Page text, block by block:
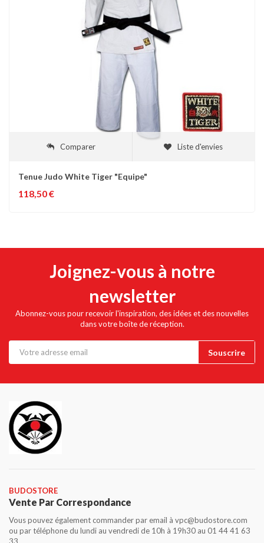
Comparer Liste d'envies
Tenue Judo White Tiger "Equipe"
118,50 €
Joignez-vous à notre
newsletter
Abonnez-vous pour recevoir l'inspiration, des idées et des nouvelles
dans votre boîte de réception.
BUDOSTORE
Vente Par Correspondance
Vous pouvez également commander par email à vpc@budostore.com
ou par téléphone du lundi au vendredi de 10h à 19h30 au 01 44 41 63